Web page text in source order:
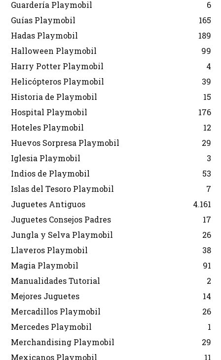
Guardería Playmobil
6
Guías Playmobil
165
Hadas Playmobil
189
Halloween Playmobil
99
Harry Potter Playmobil
4
Helicópteros Playmobil
39
Historia de Playmobil
15
Hospital Playmobil
176
Hoteles Playmobil
12
Huevos Sorpresa Playmobil
29
Iglesia Playmobil
3
Indios de Playmobil
53
Islas del Tesoro Playmobil
7
Juguetes Antiguos
4.161
Juguetes Consejos Padres
17
Jungla y Selva Playmobil
26
Llaveros Playmobil
38
Magia Playmobil
91
Manualidades Tutorial
2
Mejores Juguetes
14
Mercadillos Playmobil
26
Mercedes Playmobil
1
Merchandising Playmobil
29
Mexicanos Playmobil
11